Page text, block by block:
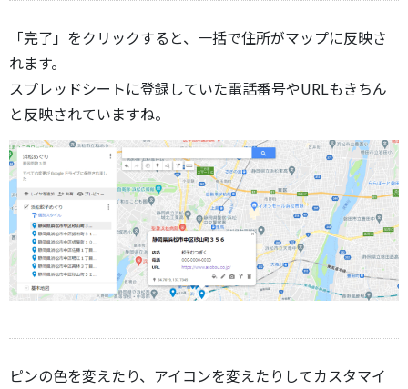
「完了」をクリックすると、一括で住所がマップに反映さ
れます。
スプレッドシートに登録していた電話番号やURLもきちん
と反映されていますね。
ピンの色を変えたり、アイコンを変えたりしてカスタマイ